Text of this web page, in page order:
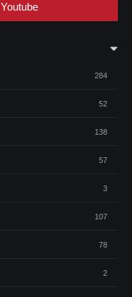
Youtube
284
52
138
57
3
107
78
2